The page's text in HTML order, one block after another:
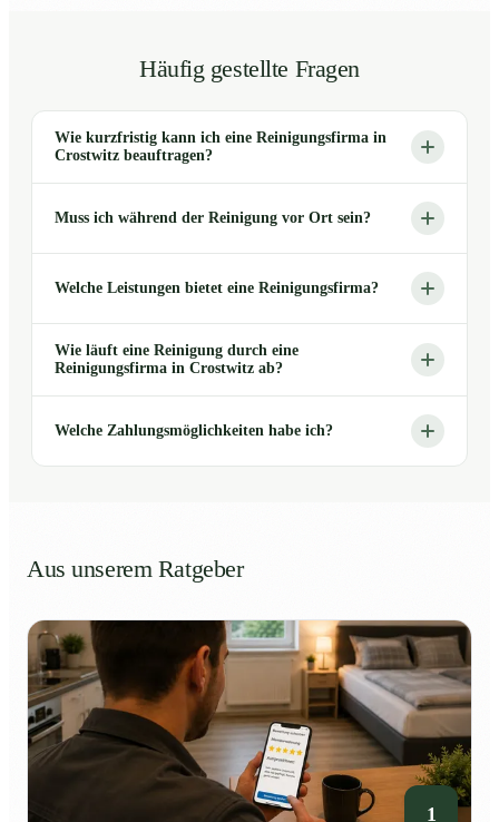
Häufig gestellte Fragen
Wie kurzfristig kann ich eine Reinigungsfirma in
Crostwitz beauftragen?
Muss ich während der Reinigung vor Ort sein?
Welche Leistungen bietet eine Reinigungsfirma?
Wie läuft eine Reinigung durch eine
Reinigungsfirma in Crostwitz ab?
Welche Zahlungsmöglichkeiten habe ich?
Aus unserem Ratgeber
1